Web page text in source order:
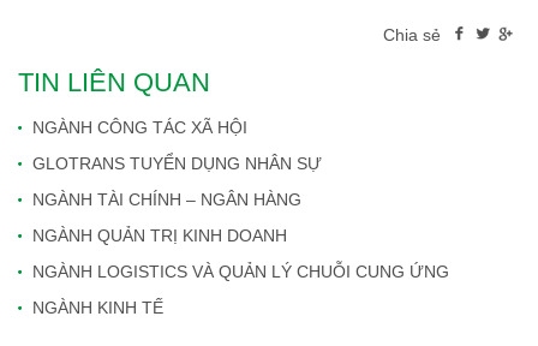
Chia sẻ
TIN LIÊN QUAN
NGÀNH CÔNG TÁC XÃ HỘI
GLOTRANS TUYỂN DỤNG NHÂN SỰ
NGÀNH TÀI CHÍNH – NGÂN HÀNG
NGÀNH QUẢN TRỊ KINH DOANH
NGÀNH LOGISTICS VÀ QUẢN LÝ CHUỖI CUNG ỨNG
NGÀNH KINH TẾ